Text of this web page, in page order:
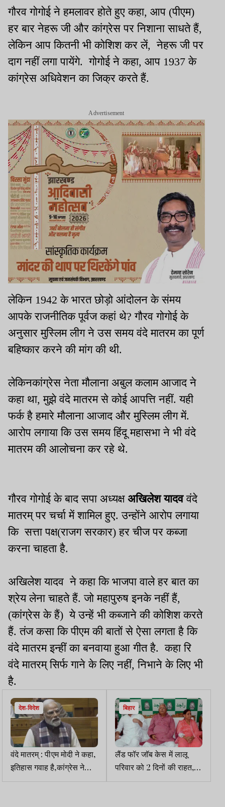
गौरव गोगोई ने हमलावर होते हुए कहा, आप (पीएम)
हर बार नेहरू जी और कांग्रेस पर निशाना साधते हैं,
लेकिन आप कितनी भी कोशिश कर लें, नेहरू जी पर
दाग नहीं लगा पायेंगे. गोगोई ने कहा, आप 1937 के
कांग्रेस अधिवेशन का जिक्र करते हैं.
Advertisement
लेकिन 1942 के भारत छोड़ो आंदोलन के संमय
आपके राजनीतिक पूर्वज कहां थे? गौरव गोगोई के
अनुसार मुस्लिम लीग ने उस समय वंदे मातरम का पूर्ण
बहिष्कार करने की मांग की थी.
लेकिनकांग्रेस नेता मौलाना अबुल कलाम आजाद ने
कहा था, मुझे वंदे मातरम से कोई आपत्ति नहीं. यही
फर्क है हमारे मौलाना आजाद और मुस्लिम लीग में.
आरोप लगाया कि उस समय हिंदू महासभा ने भी वंदे
मातरम की आलोचना कर रहे थे.
गौरव गोगोई के बाद सपा अध्यक्ष अखिलेश यादववंदे
मातरम् पर चर्चा में शामिल हुए. उन्होंने आरोप लगाया
कि सत्ता पक्ष(राजग सरकार) हर चीज पर कब्जा
करना चाहता है.
अखिलेश यादव ने कहा कि भाजपा वाले हर बात का
श्रेय लेना चाहते हैं. जो महापुरुष इनके नहीं हैं,
(कांग्रेस के हैं) ये उन्हें भी कब्जाने की कोशिश करते
हैं. तंज कसा कि पीएम की बातों से ऐसा लगता है कि
वंदे मातरम इन्हीं का बनवाया हुआ गीत है. कहा रि
वंदे मातरम् सिर्फ गाने के लिए नहीं, निभाने के लिए भी
है.
देश-विदेश
वंदे मातरम् : पीएम मोदी ने कहा,
इतिहास गवाह है,कांग्रेस ने
मुस्लिम लीग के सामने घुटने
बिहार
लैंड फॉर जॉब केस में लालू
परिवार को 2 दिनों की राहत,
चार्ज फ्रेमिंग पर सुनवाई 10 को